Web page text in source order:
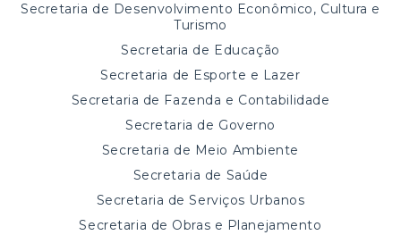
Secretaria de Desenvolvimento Econômico, Cultura e
Turismo
Secretaria de Educação
Secretaria de Esporte e Lazer
Secretaria de Fazenda e Contabilidade
Secretaria de Governo
Secretaria de Meio Ambiente
Secretaria de Saúde
Secretaria de Serviços Urbanos
Secretaria de Obras e Planejamento